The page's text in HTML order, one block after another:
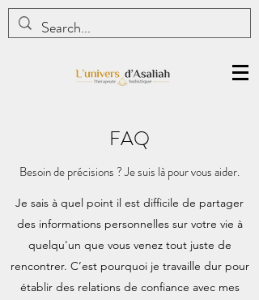
FAQ
Besoin de précisions ? Je suis là pour vous aider.
Je sais à quel point il est difficile de partager
des informations personnelles sur votre vie à
quelqu'un que vous venez tout juste de
rencontrer. C’est pourquoi je travaille dur pour
établir des relations de confiance avec mes